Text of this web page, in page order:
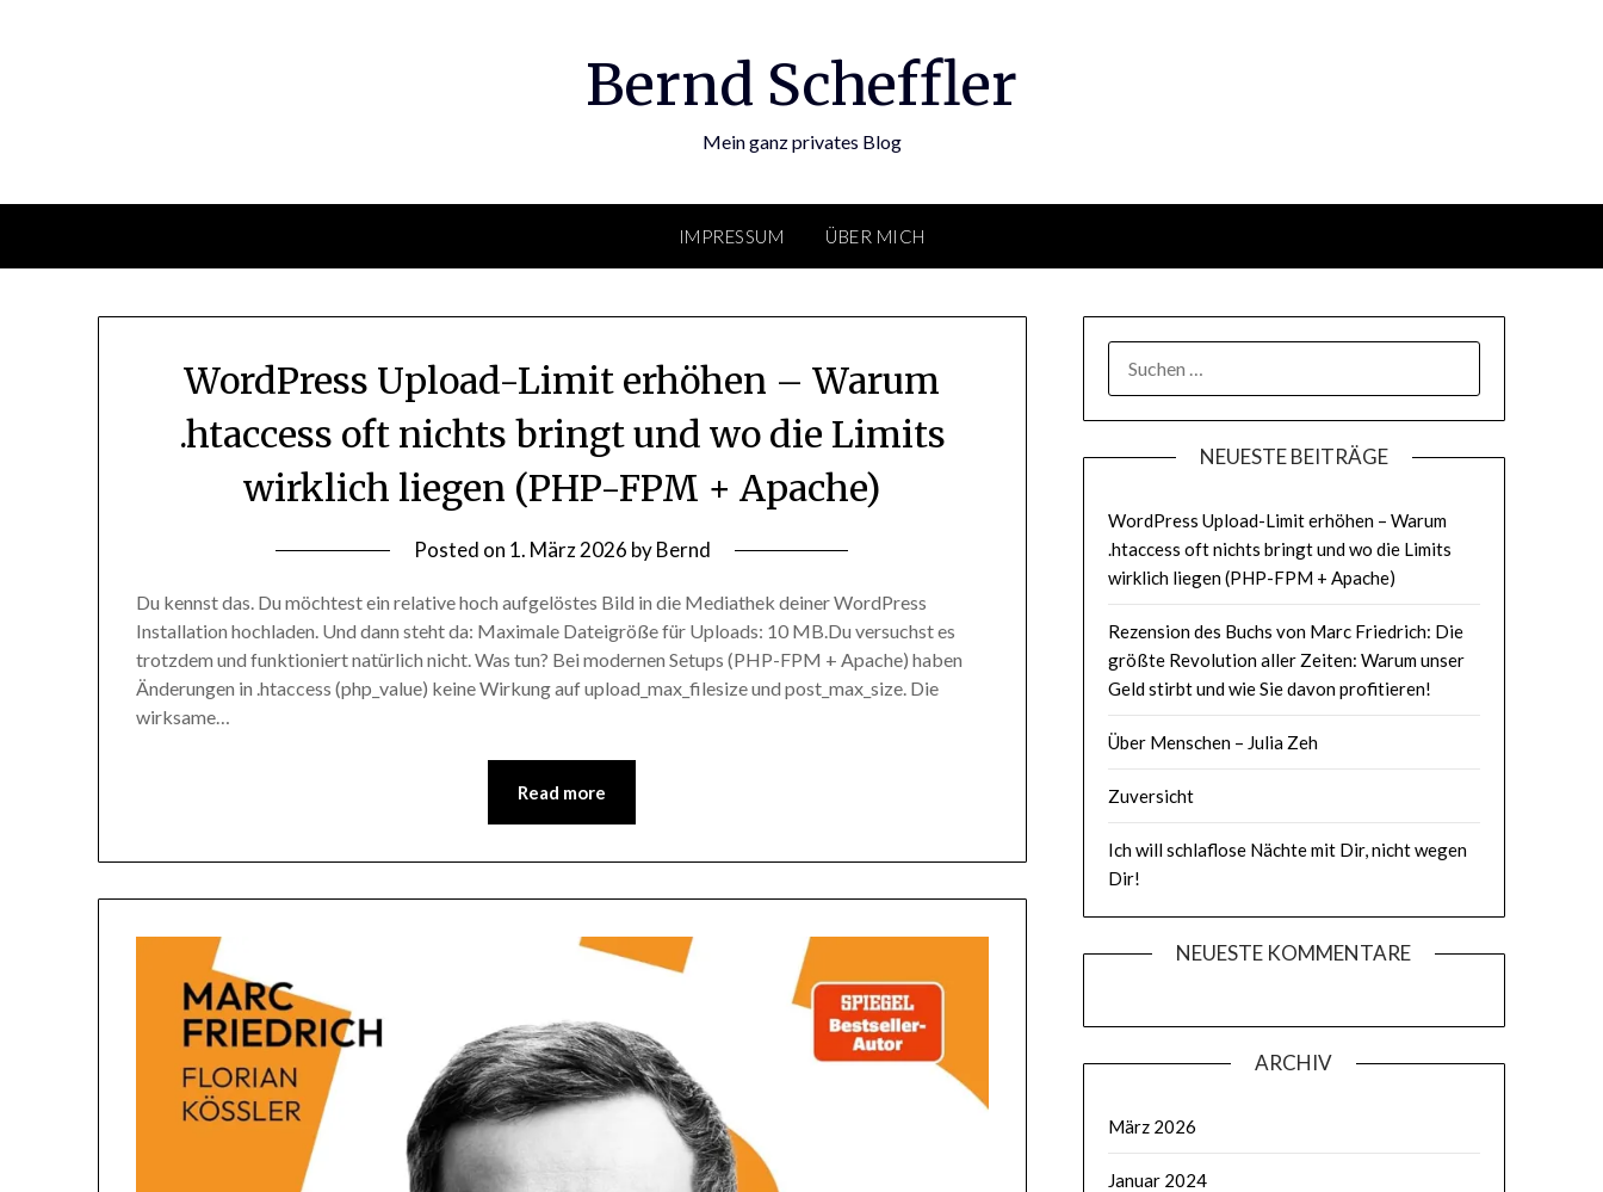
Bernd Scheffler
Mein ganz privates Blog
IMPRESSUM ÜBER MICH
WordPress Upload-Limit erhöhen – Warum
.htaccess oft nichts bringt und wo die Limits
wirklich liegen (PHP-FPM + Apache)
Posted on 1. März 2026 byBernd
Du kennst das. Du möchtest ein relative hoch aufgelöstes Bild in die Mediathek deiner WordPress
Installation hochladen. Und dann steht da: Maximale Dateigröße für Uploads: 10 MB.Du versuchst es
trotzdem und funktioniert natürlich nicht. Was tun? Bei modernen Setups (PHP-FPM + Apache) haben
Änderungen in .htaccess (php_value) keine Wirkung auf upload_max_filesize und post_max_size. Die
wirksame…
Read more
NACH:
NEUESTE BEITRÄGE
WordPress Upload-Limit erhöhen – Warum
.htaccess oft nichts bringt und wo die Limits
wirklich liegen (PHP-FPM + Apache)
Rezension des Buchs von Marc Friedrich: Die
größte Revolution aller Zeiten: Warum unser
Geld stirbt und wie Sie davon profitieren!
Über Menschen – Julia Zeh
Zuversicht
Ich will schlaflose Nächte mit Dir, nicht wegen
Dir!
NEUESTE KOMMENTARE
ARCHIV
März 2026
Januar 2024